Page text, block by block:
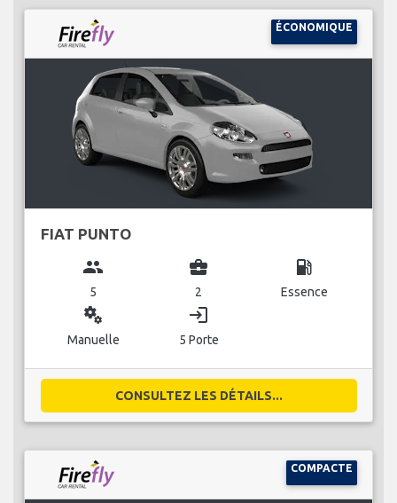
ÉCONOMIQUE
FIAT PUNTO
group
5
business_center
2
local_gas_station
Essence
miscellaneous_services
Manuelle
login
5 Porte
CONSULTEZ LES DÉTAILS...
COMPACTE